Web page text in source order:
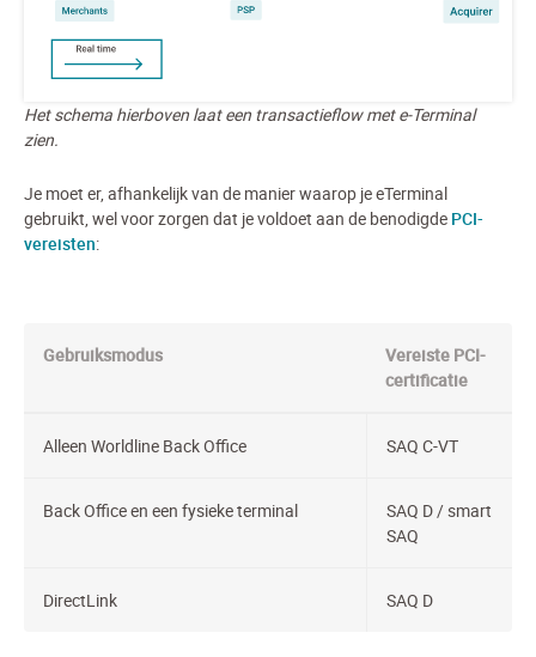
Het schema hierboven laat een transactieflow met e-Terminal
zien.
Je moet er, afhankelijk van de manier waarop je eTerminal
gebruikt, wel voor zorgen dat je voldoet aan de benodigde PCI-
vereisten:
Gebruiksmodus
Vereiste PCI-
certificatie
Alleen Worldline Back Office SAQ C-VT
Back Office en een fysieke terminal
SAQ D / smart
SAQ
DirectLink SAQ D